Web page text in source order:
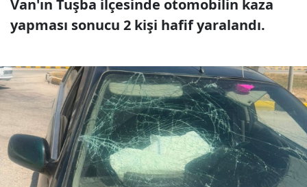
Van'ın Tuşba ilçesinde otomobilin kaza
yapması sonucu 2 kişi hafif yaralandı.